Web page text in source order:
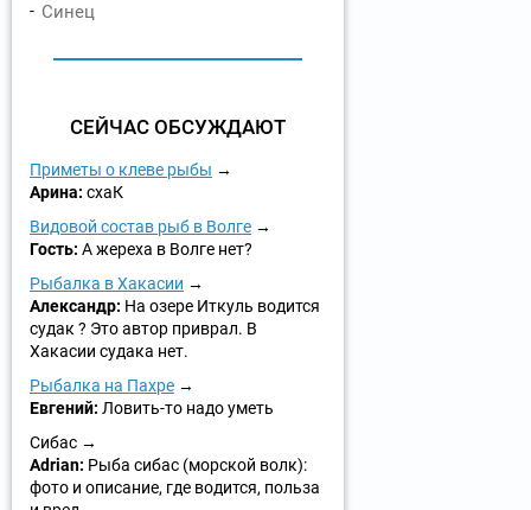
Синец
СЕЙЧАС ОБСУЖДАЮТ
Приметы о клеве рыбы
Арина: схаК
Видовой состав рыб в Волге
Гость: А жереха в Волге нет?
Рыбалка в Хакасии
Александр: На озере Иткуль водится
судак ? Это автор приврал. В
Хакасии судака нет.
Рыбалка на Пахре
Евгений: Ловить-то надо уметь
Сибас
Adrian: Рыба сибас (морской волк):
фото и описание, где водится, польза